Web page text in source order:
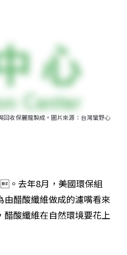
回收保麗龍製成。圖片來源：台灣蠻野心
。去年8月，美國環保組
醋酸纖維做成的濾嘴看來
酸纖維在自然環境要花上